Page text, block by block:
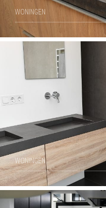
WONINGEN
WONINGEN